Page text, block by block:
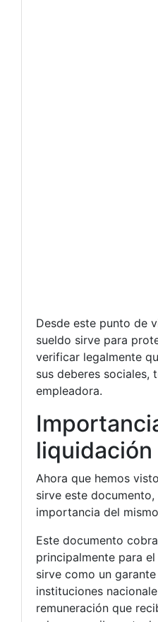
Desde este punto de
sueldo sirve para
verificar legalmente
sus deberes sociales,
empleadora.
Ahora que hemos
sirve este
importancia del
Este documento
principalmente para
sirve como un
instituciones
remuneración que